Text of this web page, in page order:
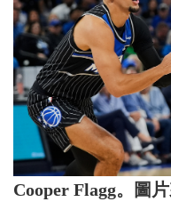
Cooper Flagg。圖